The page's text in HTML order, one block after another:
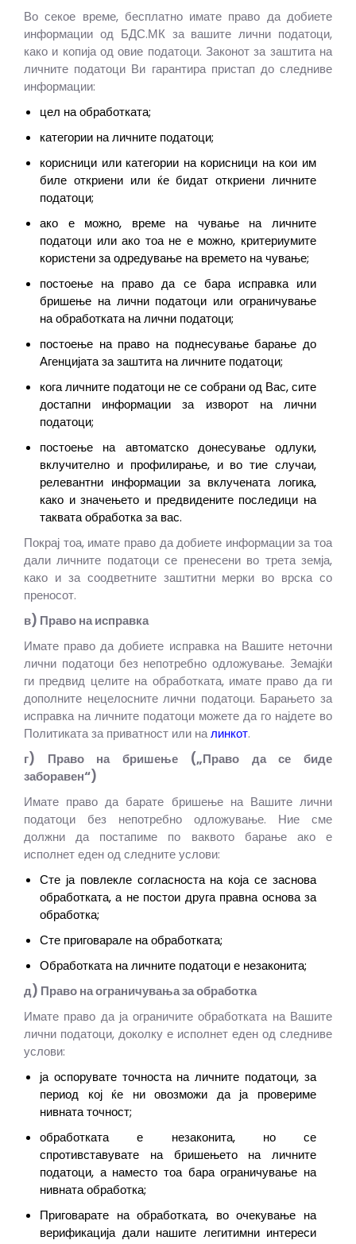
Во секое време, бесплатно имате право да добиете
информации од БДС.МК за вашите лични податоци,
како и копија од овие податоци. Законот за заштита на
личните податоци Ви гарантира пристап до следниве
информации:
цел на обработката;
категории на личните податоци;
корисници или категории на корисници на кои им
биле откриени или ќе бидат откриени личните
податоци;
ако е можно, време на чување на личните
податоци или ако тоа не е можно, критериумите
користени за одредување на времето на чување;
постоење на право да се бара исправка или
бришење на лични податоци или ограничување
на обработката на лични податоци;
постоење на право на поднесување барање до
Агенцијата за заштита на личните податоци;
кога личните податоци не се собрани од Вас, сите
достапни информации за изворот на лични
податоци;
постоење на автоматско донесување одлуки,
вклучително и профилирање, и во тие случаи,
релевантни информации за вклучената логика,
како и значењето и предвидените последици на
таквата обработка за вас.
Покрај тоа, имате право да добиете информации за тоа
дали личните податоци се пренесени во трета земја,
како и за соодветните заштитни мерки во врска со
преносот.
в) Право на исправка
Имате право да добиете исправка на Вашите неточни
лични податоци без непотребно одложување. Земајќи
ги предвид целите на обработката, имате право да ги
дополните нецелосните лични податоци. Барањето за
исправка на личните податоци можете да го најдете во
Политиката за приватност или налинкот.
г) Право на бришење („Право да се биде
заборавен“)
Имате право да барате бришење на Вашите лични
податоци без непотребно одложување. Ние сме
должни да постапиме по ваквото барање ако е
исполнет еден од следните услови:
Сте ја повлекле согласноста на која се заснова
обработката, а не постои друга правна основа за
обработка;
Сте приговарале на обработката;
Обработката на личните податоци е незаконита;
д) Право на ограничувања за обработка
Имате право да ја ограничите обработката на Вашите
лични податоци, доколку е исполнет еден од следниве
услови:
ја оспорувате точноста на личните податоци, за
период кој ќе ни овозможи да ја провериме
нивната точност;
обработката е незаконита, но се
спротивставувате на бришењето на личните
податоци, а наместо тоа бара ограничување на
нивната обработка;
Приговарате на обработката, во очекување на
верификација дали нашите легитимни интереси